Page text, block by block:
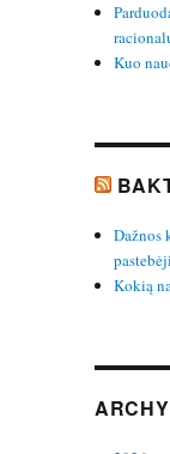
Kuo
Dažnos
Kokią